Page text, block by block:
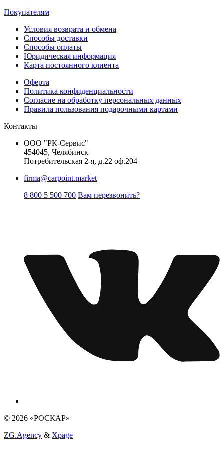
Покупателям
Условия возврата и обмена
Способы доставки
Способы оплаты
Юридическая информация
Карта постоянного клиента
Оферта
Политика конфиденциальности
Согласие на обработку персональных данных
Правила пользования подарочными картами
Контакты
ООО "РК-Сервис"
454045, Челябинск
Потребительская 2-я, д.22 оф.204
firma@carpoint.market
8 800 5 500 700 Вам перезвонить?
© 2026 «РОСКАР»
ZG.Agency & Xpage